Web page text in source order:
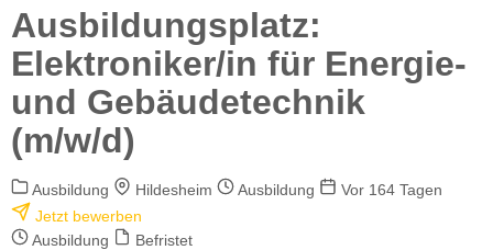
Ausbildungsplatz:
Elektroniker/in für Energie-
und Gebäudetechnik
(m/w/d)
Ausbildung Hildesheim Ausbildung
Vor 164 Tagen
Jetzt bewerben
Ausbildung
Befristet